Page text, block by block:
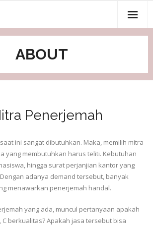
ABOUT
Penerjemah
ini sangat dibutuhkan. Maka, memilih mitra
yang membutuhkan harus teliti. Kebutuhan
hingga surat perjanjian kantor yang
adanya demand tersebut, banyak
menawarkan penerjemah handal.
yang ada, muncul pertanyaan apakah
C berkualitas? Apakah jasa tersebut bisa